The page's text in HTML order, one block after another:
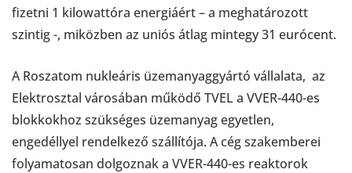
fizetni 1 kilowattóra energiáért – a meghatározott
szintig -, miközben az uniós átlag mintegy 31 eurócent.
A Roszatom nukleáris üzemanyaggyártó vállalata, az
Elektrosztal városában működő TVEL a VVER-440-es
blokkokhoz szükséges üzemanyag egyetlen,
engedéllyel rendelkező szállítója. A cég szakemberei
folyamatosan dolgoznak a VVER-440-es reaktorok